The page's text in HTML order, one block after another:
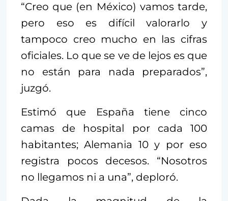
“Creo que (en México) vamos tarde,
pero eso es difícil valorarlo y
tampoco creo mucho en las cifras
oficiales. Lo que se ve de lejos es que
no están para nada preparados”,
juzgó.
Estimó que España tiene cinco
camas de hospital por cada 100
habitantes; Alemania 10 y por eso
registra pocos decesos. “Nosotros
no llegamos ni a una”, deploró.